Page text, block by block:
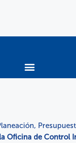
Oficina de Control